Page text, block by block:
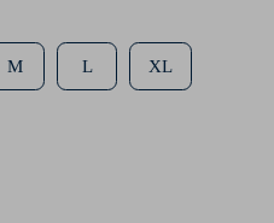
M L XL